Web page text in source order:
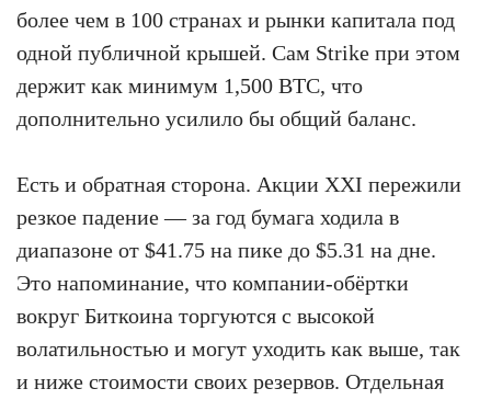
более чем в 100 странах и рынки капитала под
одной публичной крышей. Сам Strike при этом
держит как минимум 1,500 BTC, что
дополнительно усилило бы общий баланс.
Есть и обратная сторона. Акции XXI пережили
резкое падение — за год бумага ходила в
диапазоне от $41.75 на пике до $5.31 на дне.
Это напоминание, что компании-обёртки
вокруг Биткоина торгуются с высокой
волатильностью и могут уходить как выше, так
и ниже стоимости своих резервов. Отдельная